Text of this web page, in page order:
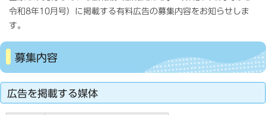
令和8年10月号）に掲載する有料広告の募集内容をお知らせしま
す。
募集内容
広告を掲載する媒体